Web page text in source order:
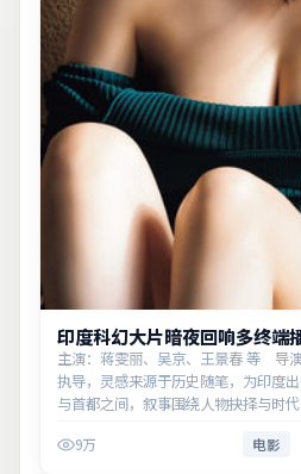
印度科幻大片暗夜回响多终端
主演：蒋雯丽、吴京、王景春 等 导
执导，灵感来源于历史随笔，为印度
与首都之间，叙事围绕人物抉择与时
9万 电影